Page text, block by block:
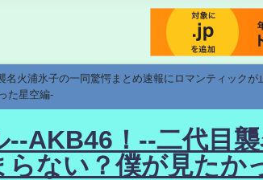
名火浦氷子の一同驚愕まとめ速報にロマンティック
た星空編-
--AKB46！--二代目
らない？僕が見たか